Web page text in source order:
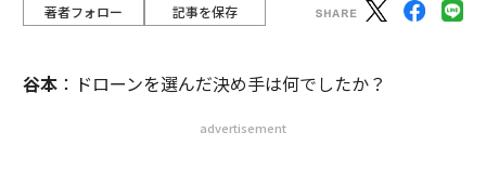
著者フォロー 記事を保存
谷本：ドローンを選んだ決め手は何でしたか？
advertisement